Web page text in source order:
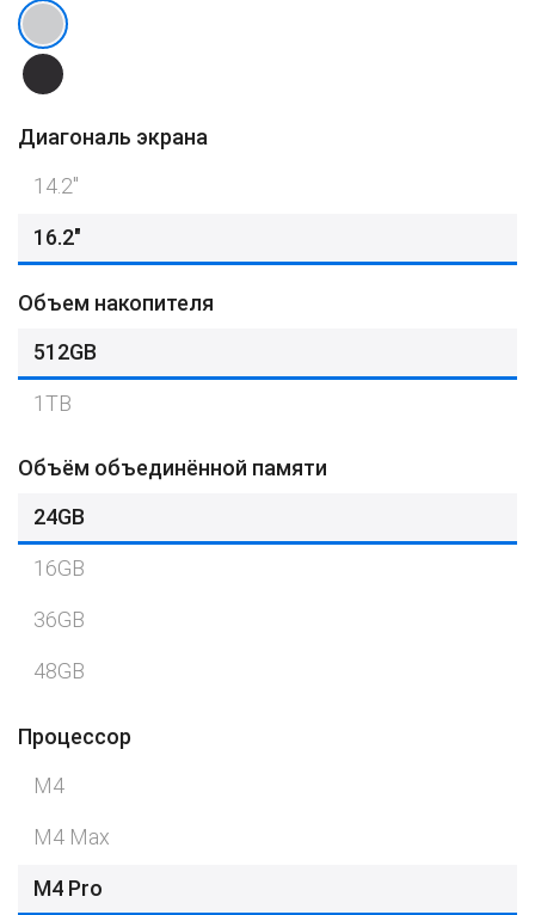
Диагональ экрана
14.2"
16.2"
Объем накопителя
512GB
1TB
Объём объединённой памяти
24GB
16GB
36GB
48GB
Процессор
M4
M4 Max
M4 Pro